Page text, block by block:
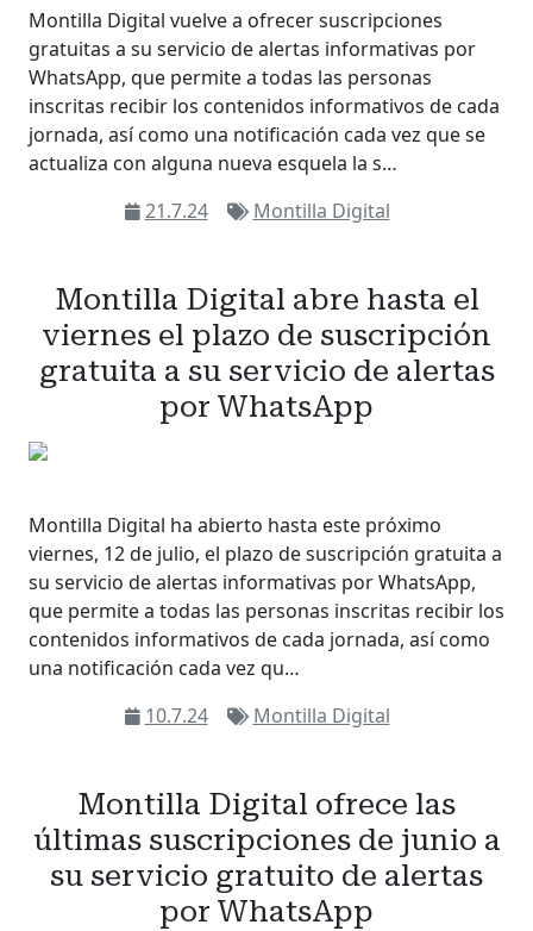
Montilla Digital vuelve a ofrecer suscripciones
gratuitas a su servicio de alertas informativas por
WhatsApp, que permite a todas las personas
inscritas recibir los contenidos informativos de cada
jornada, así como una notificación cada vez que se
actualiza con alguna nueva esquela la s…
21.7.24
Montilla Digital
Montilla Digital abre hasta el
viernes el plazo de suscripción
gratuita a su servicio de alertas
por WhatsApp
Montilla Digital ha abierto hasta este próximo
viernes, 12 de julio, el plazo de suscripción gratuita a
su servicio de alertas informativas por WhatsApp,
que permite a todas las personas inscritas recibir los
contenidos informativos de cada jornada, así como
una notificación cada vez qu…
10.7.24
Montilla Digital
Montilla Digital ofrece las
últimas suscripciones de junio a
su servicio gratuito de alertas
por WhatsApp